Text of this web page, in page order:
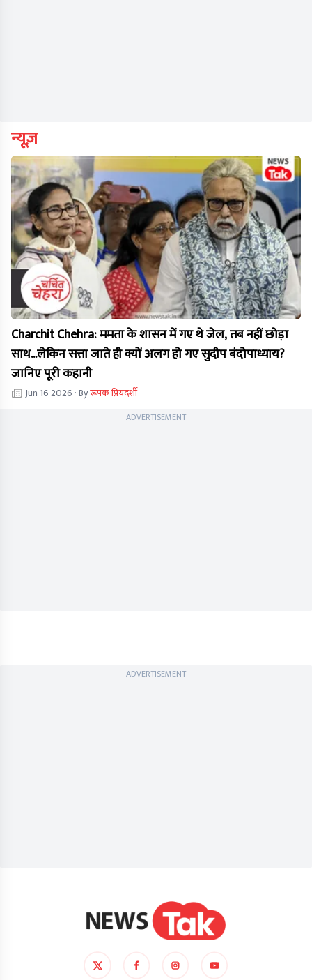
न्यूज़
Charchit Chehra: ममता के शासन में गए थे जेल, तब नहीं छोड़ा
साथ...लेकिन सत्ता जाते ही क्यों अलग हो गए सुदीप बंदोपाध्याय?
जानिए पूरी कहानी
Jun 16 2026 · Byरूपक प्रियदर्शी
ADVERTISEMENT
ADVERTISEMENT